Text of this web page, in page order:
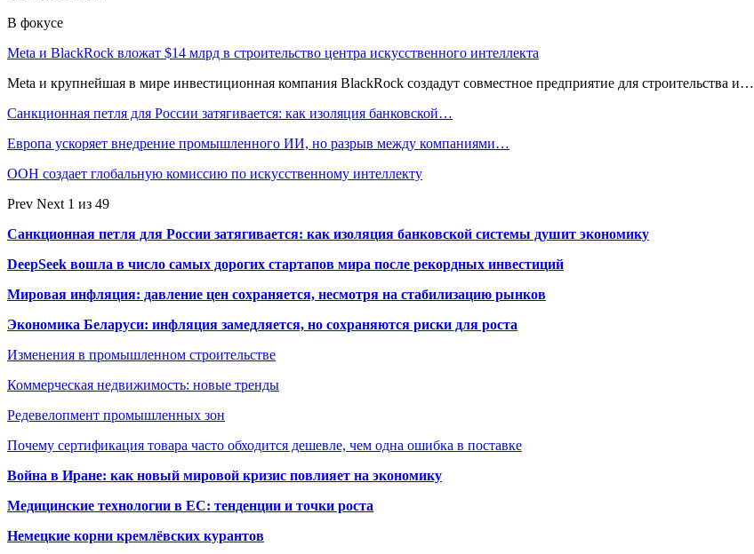
В фокусе
Meta и BlackRock вложат $14 млрд в строительство центра искусственного интеллекта
Meta и крупнейшая в мире инвестиционная компания BlackRock создадут совместное предприятие для строительства и…
Санкционная петля для России затягивается: как изоляция банковской…
Европа ускоряет внедрение промышленного ИИ, но разрыв между компаниями…
ООН создает глобальную комиссию по искусственному интеллекту
Prev Next 1 из 49
Санкционная петля для России затягивается: как изоляция банковской системы душит экономику
DeepSeek вошла в число самых дорогих стартапов мира после рекордных инвестиций
Мировая инфляция: давление цен сохраняется, несмотря на стабилизацию рынков
Экономика Беларуси: инфляция замедляется, но сохраняются риски для роста
Изменения в промышленном строительстве
Коммерческая недвижимость: новые тренды
Редевелопмент промышленных зон
Почему сертификация товара часто обходится дешевле, чем одна ошибка в поставке
Война в Иране: как новый мировой кризис повлияет на экономику
Медицинские технологии в ЕС: тенденции и точки роста
Немецкие корни кремлёвских курантов